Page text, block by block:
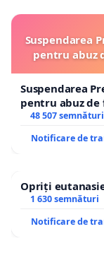
Suspendarea
pentru abuz
Suspendarea
pentru abuz
48 507 semnături
Notificare de
Opriți
1 630 semnături
Notificare de